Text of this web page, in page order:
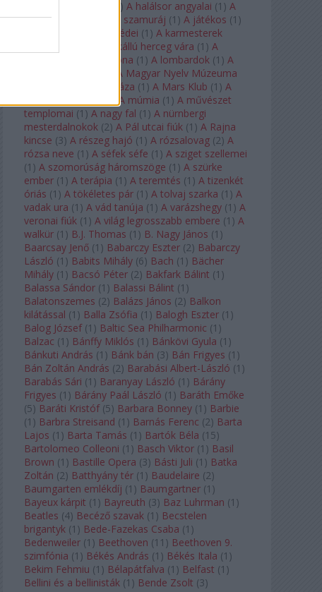
) A halálsor angyalai (1 ) A
halott város
A hét szamuráj (1 ) A játékos (1 )
A karmeliták párbeszédei (1 ) A karmesterek
A kékszakállú herceg vára (1 ) A
A korona (1 ) A lombardok (1 ) A
A Magyar Nyelv Múzeuma
A Magyar Zene Háza (1 ) A Mars Klub (1 ) A
A múmia (1 ) A művészet
templomai (1 ) A nagy fal (1 ) A nürnbergi
mesterdalnokok (2) A Pál utcai fiúk (1 ) A Rajna
kincse (3) A részeg hajó (1 ) A rózsalovag (2) A
rózsa neve (1 ) A séfek séfe (1 ) A sziget szellemei
(1 ) A szomorúság háromszöge (1 ) A szürke
ember (1 ) A terápia (1 ) A teremtés (1 ) A tizenkét
óriás (1 ) A tökéletes pár (1 ) A tolvaj szarka (1 ) A
vadak ura (1 ) A vád tanúja (1 ) A varázshegy (1 ) A
veronai fiúk (1 ) A világ legrosszabb embere (1 ) A
walkür (1 ) B.J. Thomas (1 ) B. Nagy János (1 )
Baarcsay Jenő (1 ) Babarczy Eszter (2) Babarczy
László (1 ) Babits Mihály (6) Bach (1 ) Bächer
Mihály (1 ) Bacsó Péter (2) Bakfark Bálint (1 )
Balassa Sándor (1 ) Balassi Bálint (1 )
Balatonszemes (2) Balázs János (2) Balkon
kilátással (1 ) Balla Zsófia (1 ) Balogh Eszter (1 )
Balog József (1 ) Baltic Sea Philharmonic (1 )
Balzac (1 ) Bánffy Miklós (1 ) Bánkövi Gyula (1 )
Bánkuti András (1 ) Bánk bán (3) Bán Frigyes (1 )
Bán Zoltán András (2) Barabási Albert-László (1 )
Barabás Sári (1 ) Baranyay László (1 ) Bárány
Frigyes (1 ) Bárány Paál László (1 ) Baráth Emőke
(5) Baráti Kristóf (5) Barbara Bonney (1 ) Barbie
(1 ) Barbra Streisand (1 ) Barnás Ferenc (2) Barta
Lajos (1 ) Barta Tamás (1 ) Bartók Béla (15)
Bartolomeo Colleoni (1 ) Basch Viktor (1 ) Basil
Brown (1 ) Bastille Opera (3) Básti Juli (1 ) Batka
Zoltán (2) Batthyány tér (1 ) Baudelaire (2)
Baumgarten emlékdíj (1 ) Baumgartner (1 )
Bayeux kárpit (1 ) Bayreuth (3) Baz Luhrman (1 )
Beatles (4) Becéző szavak (1 ) Becstelen
brigantyk (1 ) Bede-Fazekas Csaba (1 )
Bedenweiler (1 ) Beethoven (11 ) Beethoven 9.
szimfónia (1 ) Békés András (1 ) Békés Itala (1 )
Bekim Fehmiu (1 ) Bélapátfalva (1 ) Belfast (1 )
Bellini és a bellinisták (1 ) Bende Zsolt (3)